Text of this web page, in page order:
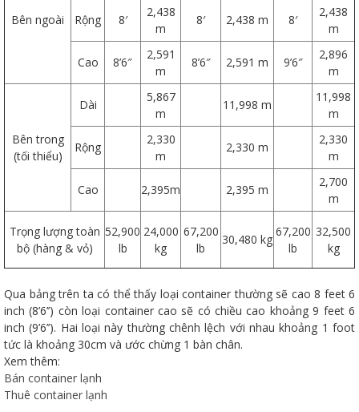
Bên ngoài Rộng 8′
2,438
m
8′ 2,438 m 8′
2,438
m
Cao 8’6″
2,591
m
8’6″ 2,591 m 9’6″
2,896
m
Bên trong
(tối thiểu)
Dài
5,867
m
11,998 m
11,998
m
Rộng
2,330
m
2,330 m
2,330
m
Cao 2,395m 2,395 m
2,700
m
Trọng lượng toàn
bộ (hàng & vỏ)
52,900
lb
24,000
kg
67,200
lb
30,480 kg
67,200
lb
32,500
kg
Qua bảng trên ta có thể thấy loại container thường sẽ cao 8 feet 6
inch (8’6’’) còn loại container cao sẽ có chiều cao khoảng 9 feet 6
inch (9’6’’). Hai loại này thường chênh lệch với nhau khoảng 1 foot
tức là khoảng 30cm và ước chừng 1 bàn chân.
Xem thêm:
Bán container lạnh
Thuê container lạnh